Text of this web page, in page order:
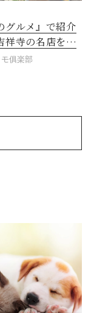
グルメ』で紹介
祥寺の名店をた
俱楽部